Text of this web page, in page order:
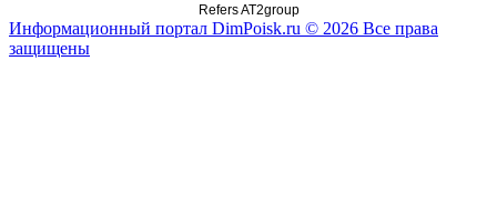
Refers AT2group
Информационный портал DimPoisk.ru © 2026 Все права
защищены